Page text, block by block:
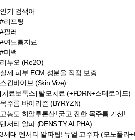
인기 검색어
#리프팅
#필러
#여드름치료
#미백
리투오 (Re2O)
실제 피부 ECM 성분을 직접 보충
스킨바이브 (Skin Vive)
[치료보톡스] 탈모치료 (+PDRN+스테로이드)
목주름 바이리즌 (BYRYZN)
고농도 히알루론산! 굵고 진한 목주름 개선!
덴서티 알파 (DENSITY ALPHA)
3세대 덴서티 알파팁! 듀얼 고주파 (모노폴라